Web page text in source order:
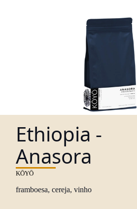
Ethiopia -
Anasora
KŌYŌ
framboesa, cereja, vinho